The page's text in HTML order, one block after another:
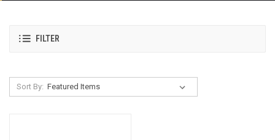
FILTER
Sort By: